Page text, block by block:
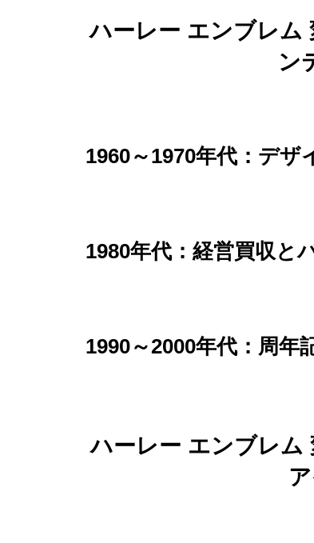
ハーレー エンブレム
ン
1960～1970年代：デ
1980年代：経営買収と
1990～2000年代：周年
ハーレー エンブレム